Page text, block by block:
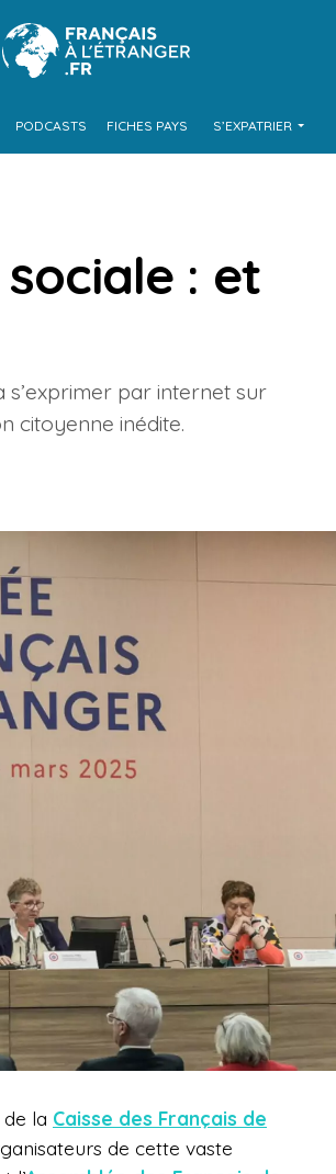
PODCASTS FICHES PAYS S’EXPATRIER
: et
s’exprimer par internet sur
citoyenne inédite.
la Caisse des Français de
de cette vaste